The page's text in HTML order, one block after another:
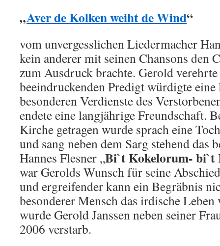
„Aver de Kolken weiht de Wind“
vom unvergesslichen Liedermacher
kein anderer mit seinen Chansons den
zum Ausdruck brachte. Gerold
beeindruckenden Predigt würdigte eine
besonderen Verdienste des
endete eine langjährige Freundschaft.
Kirche getragen wurde sprach eine
und sang neben dem Sarg stehend das
Hannes Flesner „Bi`t Kokelorum- bi`t
war Gerolds Wunsch für seine
und ergreifender kann ein Begräbnis
besonderer Mensch das irdische Leben
wurde Gerold Janssen neben seiner
2006 verstarb.